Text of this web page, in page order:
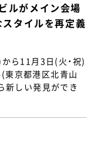
ルがメイン会場
タイルを再定義
ら11月3日(火・祝)
東京都港区北青山
新しい発見ができ